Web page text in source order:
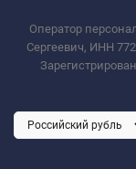
Оператор
Сергеевич, ИНН